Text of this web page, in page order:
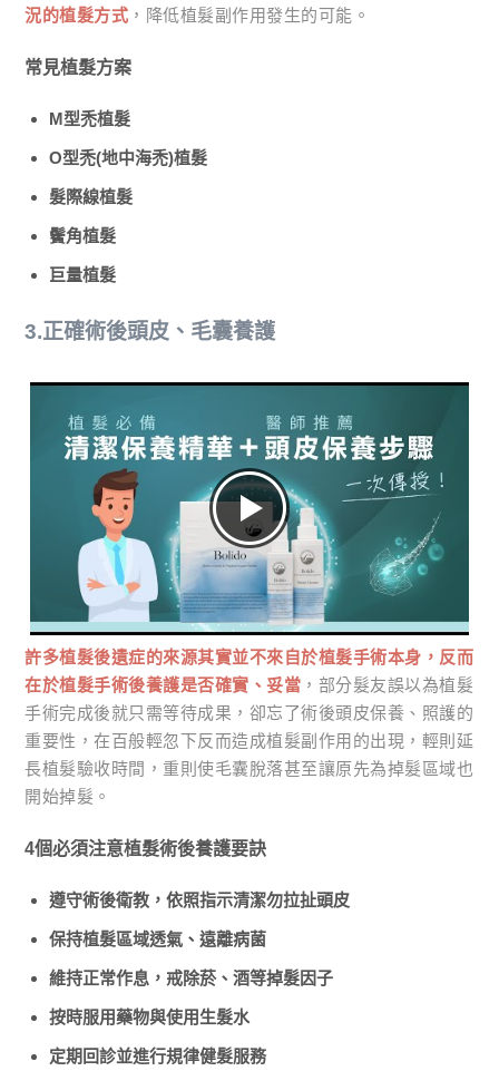
況的植髮方式 ，降低植髮副作用發生的可能。
常見植髮方案
M型禿植髮
O型禿(地中海禿)植髮
髮際線植髮
鬢角植髮
巨量植髮
3.正確術後頭皮、毛囊養護
許多植髮後遺症的來源其實並不來自於植髮手術本身，反而
在於植髮手術後養護是否確實、妥當 ，部分髮友誤以為植髮
手術完成後就只需等待成果，卻忘了術後頭皮保養、照護的
重要性，在百般輕忽下反而造成植髮副作用的出現，輕則延
長植髮驗收時間，重則使毛囊脫落甚至讓原先為掉髮區域也
開始掉髮。
4個必須注意植髮術後養護要訣
遵守術後衛教，依照指示清潔勿拉扯頭皮
保持植髮區域透氣、遠離病菌
維持正常作息，戒除菸、酒等掉髮因子
按時服用藥物與使用生髮水
定期回診並進行規律健髮服務